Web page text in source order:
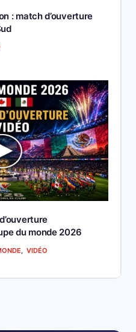
: match d’ouverture
du monde 2026
, VIDÉO